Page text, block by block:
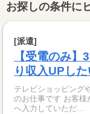
お探しの条件に
[派遣]
【受電のみ
り収入UPし
テレビショッピング
のお仕事です お客様
へ入力していただ...